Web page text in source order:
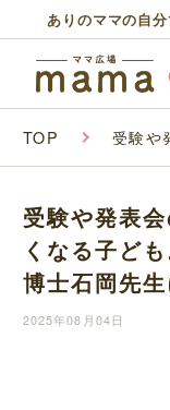
ありのママの自
TOP 受験や
にお伺
受験や発表
くなる子ど
博士石岡先
2025年08月04日